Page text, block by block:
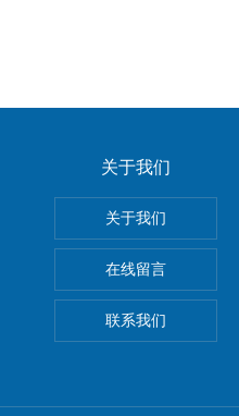
关于我们
关于我们
在线留言
联系我们